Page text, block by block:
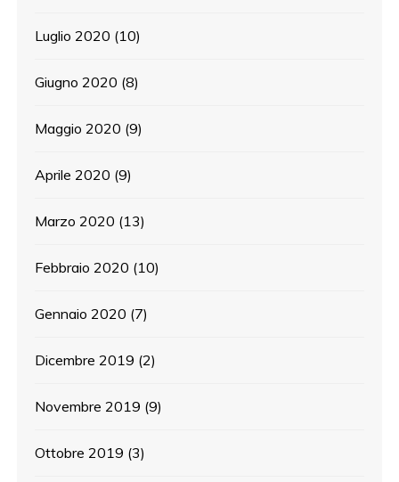
Luglio 2020 (10)
Giugno 2020 (8)
Maggio 2020 (9)
Aprile 2020 (9)
Marzo 2020 (13)
Febbraio 2020 (10)
Gennaio 2020 (7)
Dicembre 2019 (2)
Novembre 2019 (9)
Ottobre 2019 (3)